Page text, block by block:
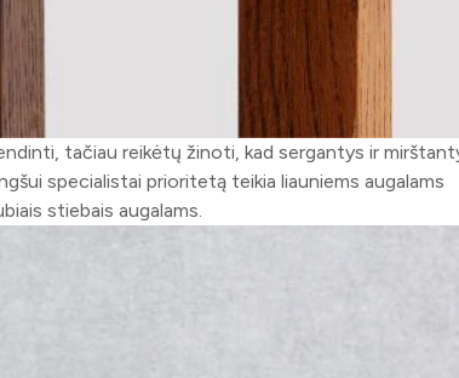
tačiau reikėtų žinoti, kad sergantys ir
specialistai prioritetą teikia liauniems augalams
stiebais augalams.